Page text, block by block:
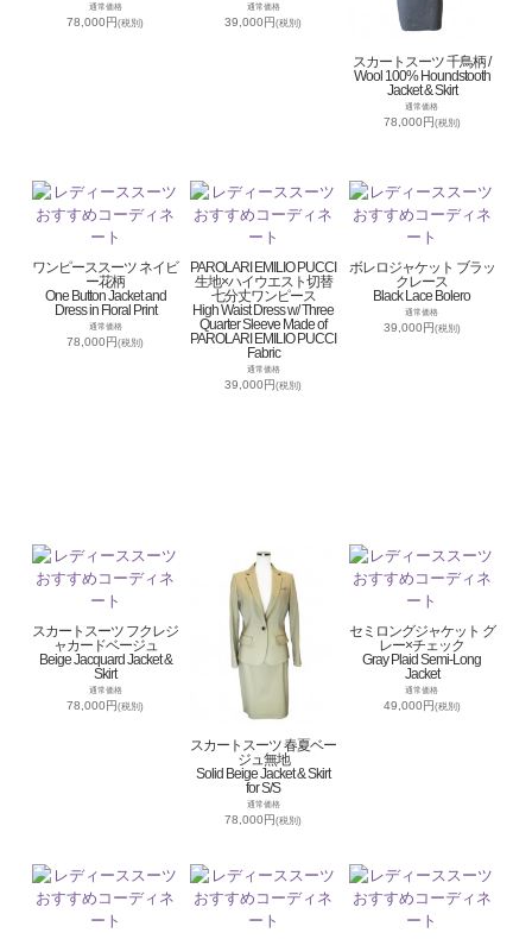
通常価格
78,000円(税別)
通常価格
39,000円(税別)
スカートスーツ 千鳥柄 /
Wool 100% Houndstooth
Jacket & Skirt
通常価格
78,000円(税別)
ワンピーススーツ ネイビ
ー花柄
One Button Jacket and
Dress in Floral Print
通常価格
78,000円(税別)
PAROLARI EMILIO PUCCI
生地×ハイウエスト切替
七分丈ワンピース
High Waist Dress w/ Three
Quarter Sleeve Made of
PAROLARI EMILIO PUCCI
Fabric
通常価格
39,000円(税別)
ボレロジャケット ブラッ
クレース
Black Lace Bolero
通常価格
39,000円(税別)
スカートスーツ フクレジ
ャカードベージュ
Beige Jacquard Jacket &
Skirt
通常価格
78,000円(税別)
スカートスーツ 春夏ベー
ジュ無地
Solid Beige Jacket & Skirt
for S/S
通常価格
78,000円(税別)
セミロングジャケット グ
レー×チェック
Gray Plaid Semi-Long
Jacket
通常価格
49,000円(税別)